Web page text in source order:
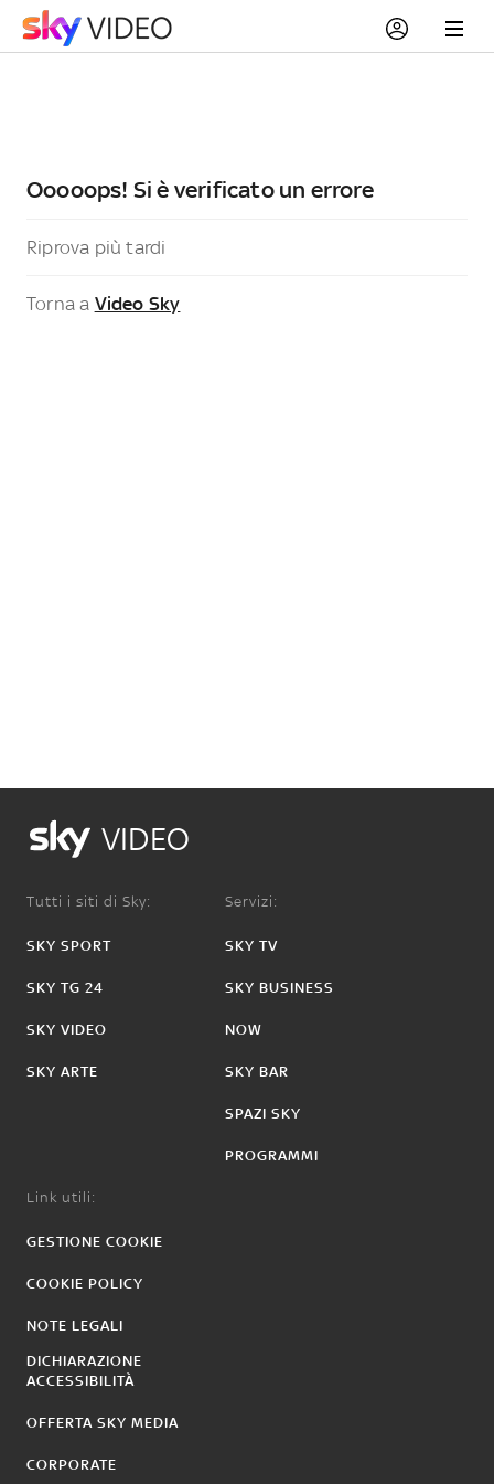
Ooooops! Si è verificato un errore
Riprova più tardi
Torna a Video Sky
VIDEO
Tutti i siti di Sky:
SKY SPORT
SKY TG 24
SKY VIDEO
SKY ARTE
Servizi:
SKY TV
SKY BUSINESS
NOW
SKY BAR
SPAZI SKY
PROGRAMMI
Link utili:
GESTIONE COOKIE
COOKIE POLICY
NOTE LEGALI
DICHIARAZIONE
ACCESSIBILITÀ
OFFERTA SKY MEDIA
CORPORATE